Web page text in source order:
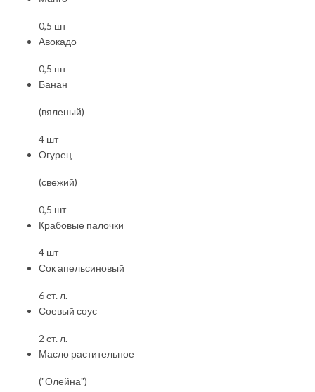
0,5 шт
Авокадо
0,5 шт
Банан
(вяленый)
4 шт
Огурец
(свежий)
0,5 шт
Крабовые палочки
4 шт
Сок апельсиновый
6 ст. л.
Соевый соус
2 ст. л.
Масло растительное
("Олейна")